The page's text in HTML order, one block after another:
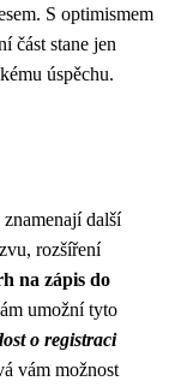
S optimismem
část stane jen
úspěchu.
další
rozšíření
na zápis do
umožní tyto
o registraci
vám možnost